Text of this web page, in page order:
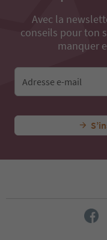
Avec la
conseils pour ton
manquer
Adresse e-mail